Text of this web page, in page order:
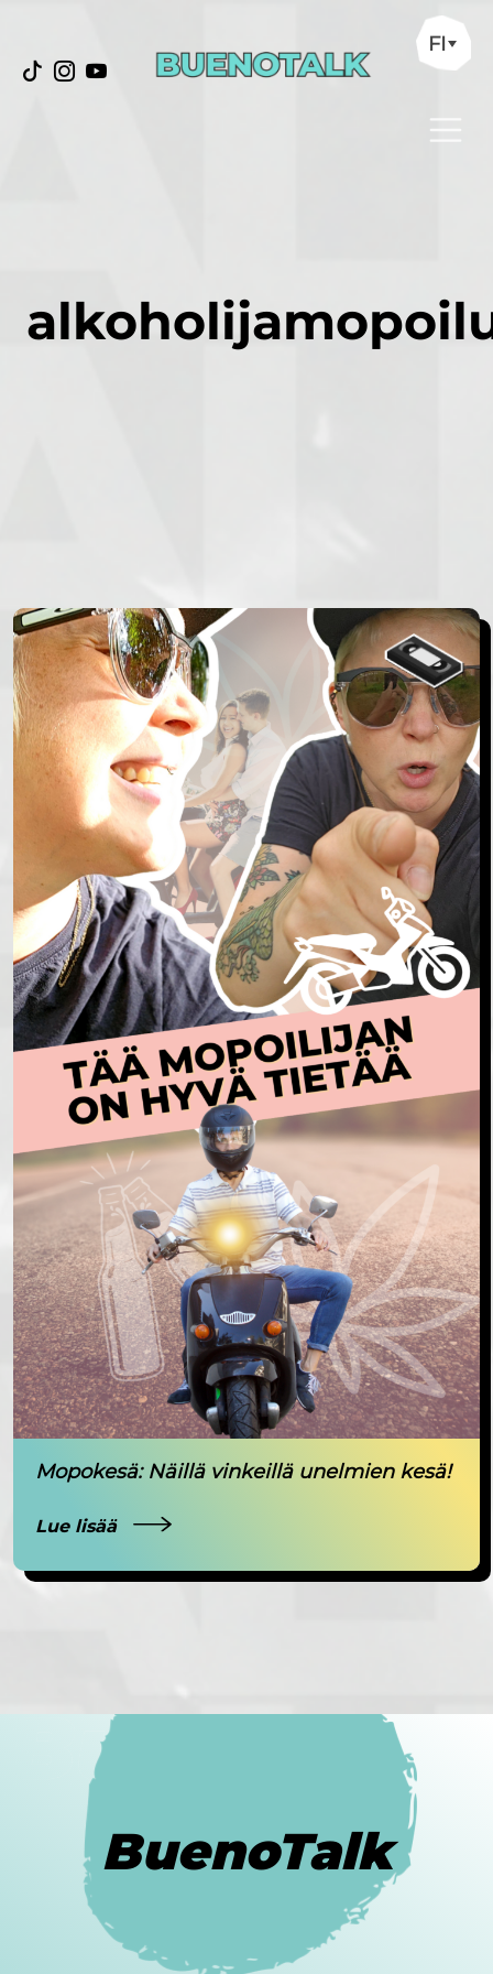
FI
Mopokesä: Näillä vinkeillä unelmien kesä!
Lue lisää
BuenoTalk